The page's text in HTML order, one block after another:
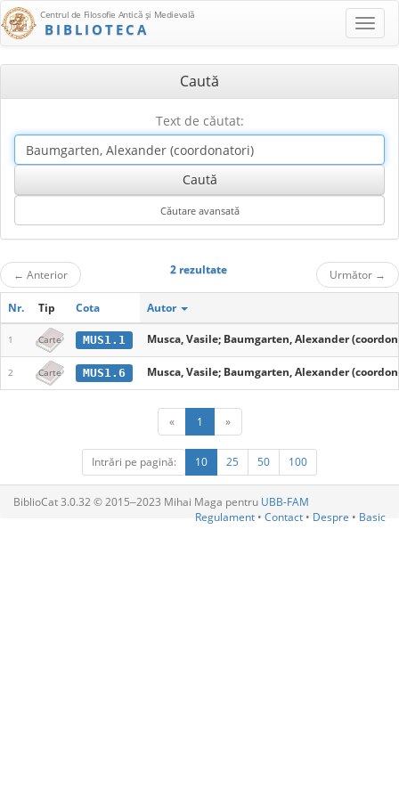
Centrul de Filosofie Antică şi Medievală
BIBLIOTECA
Caută
Text de căutat:
← Anterior 2 rezultate Următor →
Nr. Tip Cota Autor
1 Carte MUS1.1 Musca, Vasile; Baumgarten, Alexander
2 Carte MUS1.6 Musca, Vasile; Baumgarten, Alexander
« 1 »
Intrări pe pagină: 10 25 50 100
BiblioCat 3.0.32 © 2015‒2023 Mihai Maga pentru UBB-FAM
Regulament • Contact • Despre • Basic